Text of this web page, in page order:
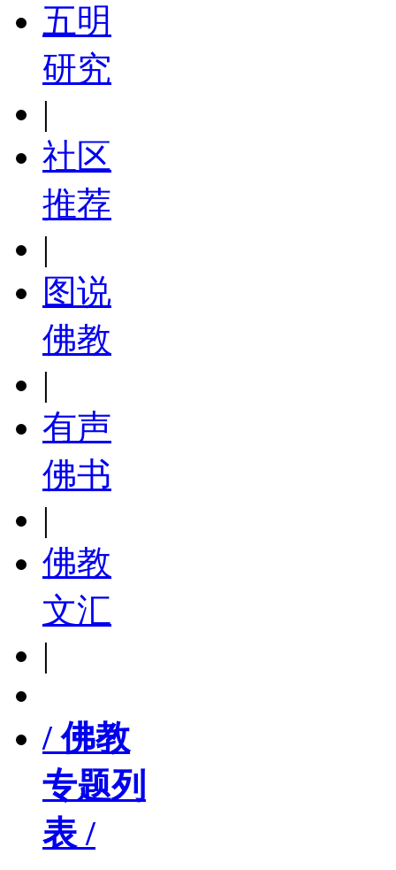
五明
研究
|
社区
推荐
|
图说
佛教
|
有声
佛书
|
佛教
文汇
|
/ 佛教
专题列
表 /